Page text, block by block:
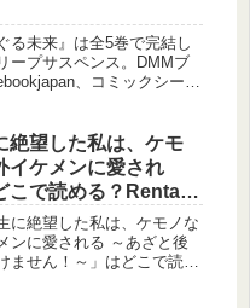
る未来』は全5巻で完結し
ープサスペンス。DMMブ
、コミックシーモ
主要電子書店で配信されて
話版や期間限定の無料公開
み放題の可否やお得な購入
しく解説。正規配信を利用
安全に楽しみながら、作者
応援できる読み方を紹介し
絶望した私は、ケモ
イケメンに愛され
こで読める？Rentaか
に絶望した私は、ケモノな
ンに愛される ～あざと後
ません！～」はどこで読め